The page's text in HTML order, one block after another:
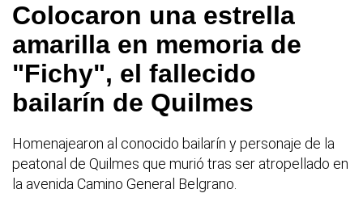
Colocaron una estrella
amarilla en memoria de
"Fichy", el fallecido
bailarín de Quilmes
Homenajearon al conocido bailarín y personaje de la
peatonal de Quilmes que murió tras ser atropellado en
la avenida Camino General Belgrano.